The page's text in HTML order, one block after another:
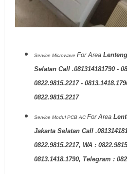
Service Microwave For Area
Selatan Call .081314181790 -
0822.9815.2217 -
0822.9815.2217
Service Modul PCB AC For Area
Jakarta Selatan Call
0822.9815.2217, WA :
0813.1418.1790, Telegram :